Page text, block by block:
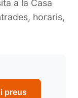
a la Casa
horaris,
preus